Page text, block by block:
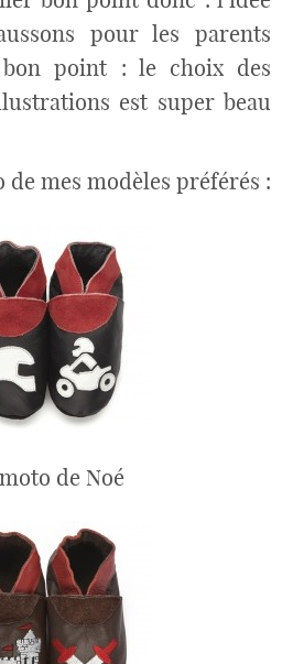
pour les parents
bon point : le choix des
est super beau
mes modèles préférés :
de Noé